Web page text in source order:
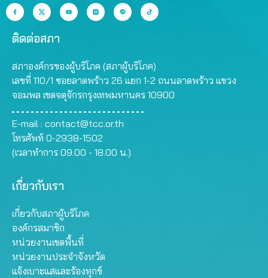
ติดต่อสภา
สภาองค์กรของผู้บริโภค (สภาผู้บริโภค)
เลขที่ 110/1 ซอยลาดพร้าว 26 แยก 1-2 ถนนลาดพร้าว แขวง
จอมพล เขตจตุจักรกรุงเทพมหานคร 10900
E-mail : contact@tcc.or.th
โทรศัพท์ 0-2938-1502
(เวลาทำการ 09.00 - 18.00 น.)
เกี่ยวกับเรา
เกี่ยวกับสภาผู้บริโภค
องค์กรสมาชิก
หน่วยงานเขตพื้นที่
หน่วยงานประจำจังหวัด
แจ้งเบาะแสและร้องทุกข์